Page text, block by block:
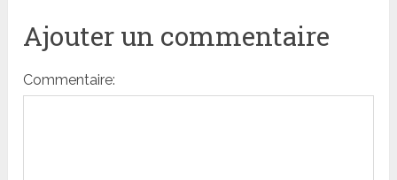
Ajouter un commentaire
Commentaire: